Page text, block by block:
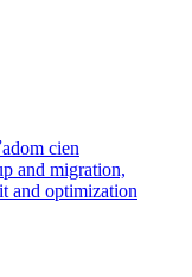
cien
and migration,
and optimization